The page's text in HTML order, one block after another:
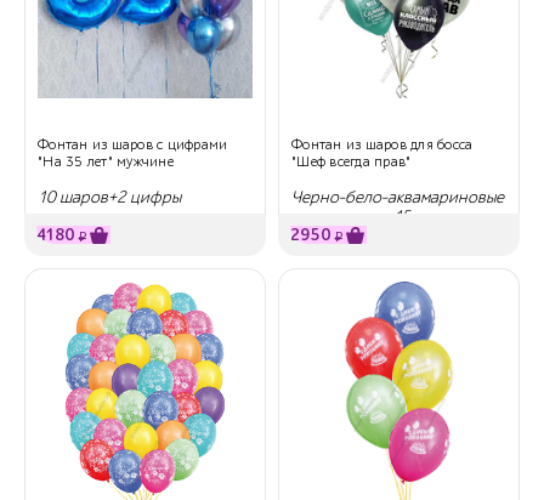
Фонтан из шаров с цифрами
"На 35 лет" мужчине
10 шаров+2 цифры
4180 ₽
Фонтан из шаров для босса
"Шеф всегда прав"
Черно-бело-аквамариновые
с надписями, 15 шт
2950 ₽